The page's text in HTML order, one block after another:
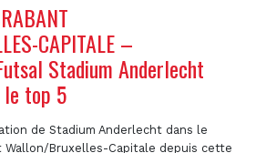
CAPITALE –
Stadium Anderlecht
le top 5
de Stadium Anderlecht dans le
Wallon/Bruxelles-Capitale depuis cette